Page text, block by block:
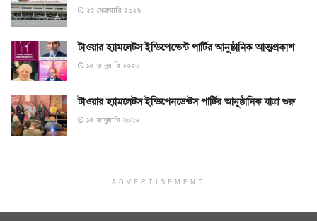
২৫ ফেব্রুয়ারি ২০২৬
টাওয়ার হ্যামলেটস ইন্ডিপেন্ডেন্ট পার্টির আনুষ্ঠানিক আত্মপ্রকাশ
১৫ জানুয়ারি ২০২৬
টাওয়ার হ্যামলেটস ইন্ডিপেনডেন্টস পার্টির আনুষ্ঠানিক যাত্রা শুরু
১৫ জানুয়ারি ২০২৬
ADVERTISEMENT